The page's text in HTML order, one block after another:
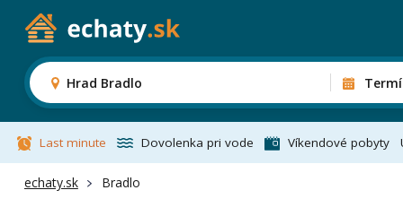
Hrad Bradlo
Last minute Dovolenka pri vode Víkendové pobyty
echaty.sk Bradlo